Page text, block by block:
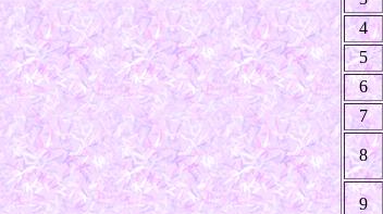
4
5
6
7
8
9